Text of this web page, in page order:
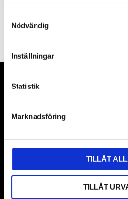
Nödvändig
Inställningar
Statistik
Marknadsföring
TILLÅT
TILLÅT
VÅRA LEVERANTÖRER
Våra främsta leverantörer är KS
& däckmaskiner och Master
kunden.